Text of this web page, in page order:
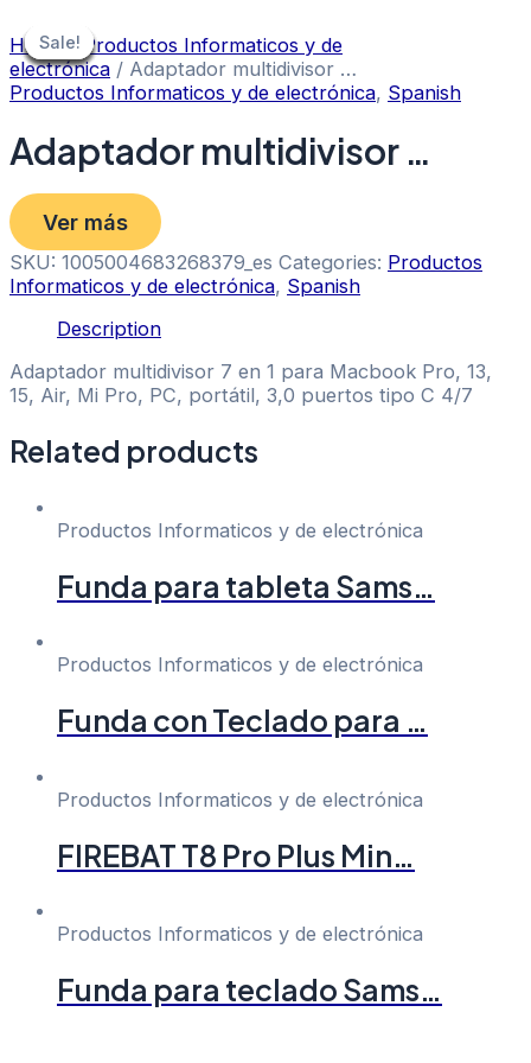
to
content
Home/ Productos Informaticos y de
electrónica / Adaptador multidivisor …
Productos Informaticos y de electrónica, Spanish
Adaptador multidivisor …
Ver más
SKU: 1005004683268379_es Categories: Productos
Informaticos y de electrónica, Spanish
Description
Adaptador multidivisor 7 en 1 para Macbook Pro, 13,
15, Air, Mi Pro, PC, portátil, 3,0 puertos tipo C 4/7
Related products
Sale!
Sale!
Productos Informaticos y de electrónica
Funda para tableta Sams…
Sale!
Sale!
Productos Informaticos y de electrónica
Funda con Teclado para …
Sale!
Sale!
Productos Informaticos y de electrónica
FIREBAT T8 Pro Plus Min…
Sale!
Sale!
Productos Informaticos y de electrónica
Funda para teclado Sams…